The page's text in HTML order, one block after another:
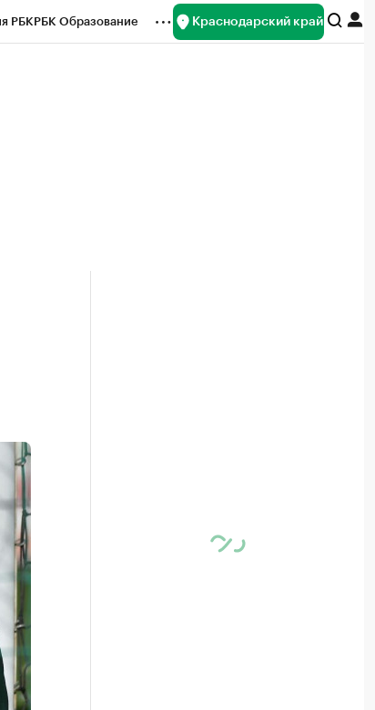
РБКРБК Образование Краснодарский край